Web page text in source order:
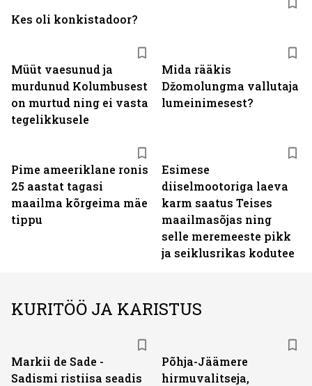
Müüt vaesunud ja
murdunud Kolumbusest
on murtud ning ei vasta
tegelikkusele
Mida rääkis
Džomolungma vallutaja
lumeinimesest?
Pime ameeriklane ronis
25 aastat tagasi
maailma kõrgeima mäe
tippu
Esimese
diiselmootoriga laeva
karm saatus Teises
maailmasõjas ning
selle meremeeste pikk
ja seiklusrikas kodutee
Kes oli konkistadoor?
KURITÖÖ JA KARISTUS
Markii de Sade -
Sadismi ristiisa seadis
Põhja-Jäämere
hirmuvalitseja,